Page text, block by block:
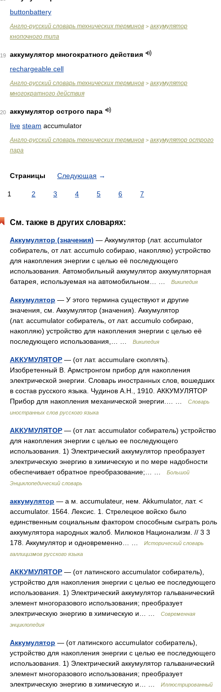
buttonbattery
Англо-русский словарь технических терминов > аккумулятор
кнопочного типа
19
аккумулятор многократного действия
rechargeable cell
Англо-русский словарь технических терминов > аккумулятор
многократного действия
20
аккумулятор острого пара
live steam accumulator
Англо-русский словарь технических терминов > аккумулятор острого
пара
Страницы Следующая →
1 2 3 4 5 6 7
См. также в других словарях:
Аккумулятор (значения) — Аккумулятор (лат. accumulator
собиратель, от лат. accumulo собираю, накопляю) устройство
для накопления энергии с целью её последующего
использования. Автомобильный аккумулятор аккумуляторная
батарея, используемая на автомобильном… …
Википедия
Аккумулятор — У этого термина существуют и другие
значения, см. Аккумулятор (значения). Аккумулятор
(лат. accumulator собиратель, от лат. accumulo собираю,
накопляю) устройство для накопления энергии с целью её
последующего использования,… …
Википедия
АККУМУЛЯТОР — (от лат. accumulare скоплять).
Изобретенный В. Армстронгом прибор для накопления
электрической энергии. Словарь иностранных слов, вошедших
в состав русского языка. Чудинов А.Н., 1910. АККУМУЛЯТОР
Прибор для накопления механической энергии.… …
Словарь
иностранных слов русского языка
АККУМУЛЯТОР — (от лат. accumulator собиратель) устройство
для накопления энергии с целью ее последующего
использования. 1) Электрический аккумулятор преобразует
электрическую энергию в химическую и по мере надобности
обеспечивает обратное преобразование;… …
Большой
Энциклопедический словарь
аккумулятор — а м. accumulateur, нем. Akkumulator, лат. <
accumulator. 1564. Лексис. 1. Стрелецкое войско было
единственным социальным фактором способным сыграть роль
аккумулятора народных жалоб. Милюков Национализм. // 3 3
178. Аккумулятор и одновременно… …
Исторический словарь
галлицизмов русского языка
АККУМУЛЯТОР — (от латинского accumulator собиратель),
устройство для накопления энергии с целью ее последующего
использования. 1) Электрический аккумулятор гальванический
элемент многоразового использования; преобразует
электрическую энергию в химическую и… …
Современная
энциклопедия
Аккумулятор — (от латинского accumulator собиратель),
устройство для накопления энергии с целью ее последующего
использования. 1) Электрический аккумулятор гальванический
элемент многоразового использования; преобразует
электрическую энергию в химическую и… …
Иллюстрированный